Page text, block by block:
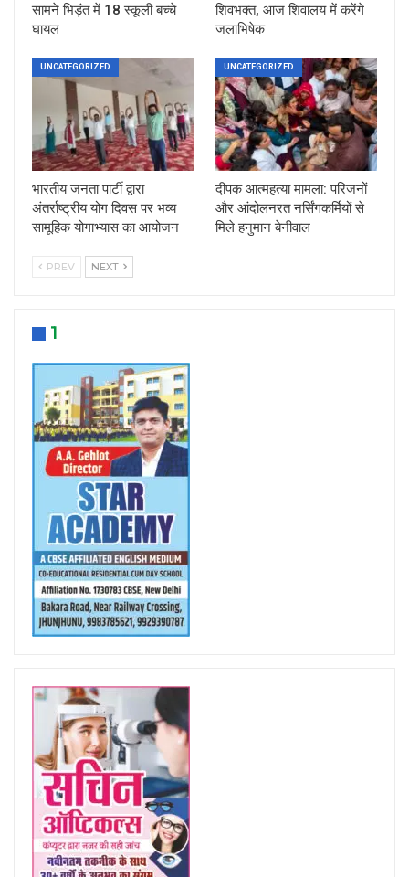
सामने भिड़ंत में 18 स्कूली बच्चे
घायल
शिवभक्त, आज शिवालय में करेंगे
जलाभिषेक
UNCATEGORIZED
भारतीय जनता पार्टी द्वारा
अंतर्राष्ट्रीय योग दिवस पर भव्य
सामूहिक योगाभ्यास का आयोजन
UNCATEGORIZED
दीपक आत्महत्या मामला: परिजनों
और आंदोलनरत नर्सिंगकर्मियों से
मिले हनुमान बेनीवाल
PREV NEXT
1